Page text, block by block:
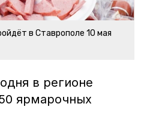
в Ставрополе 10 мая
в регионе
ярмарочных